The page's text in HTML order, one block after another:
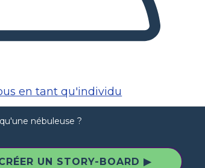
en tant qu'individu
nébuleuse ?
UN STORY-BOARD ▶